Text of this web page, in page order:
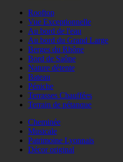
Rooftop
Vue Exceptionnelle
Au bord de l'eau
Au bord du Grand Large
Berges du Rhône
Bord de Saône
Nature détente
Bateau
Péniche
Terrasses Chauffées
Terrain de pétanque
Cheminée
Musicale
Patrimoine Lyonnais
Décor original